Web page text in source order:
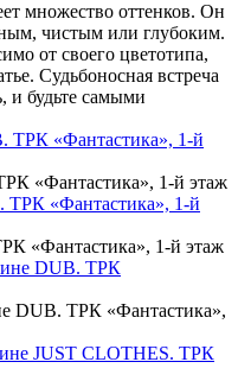
множество оттенков. Он
чистым или глубоким.
от своего цветотипа,
Судьбоносная встреча
и будьте самыми
«Фантастика», 1-й этаж
«Фантастика», 1-й этаж
DUB. ТРК «Фантастика»,